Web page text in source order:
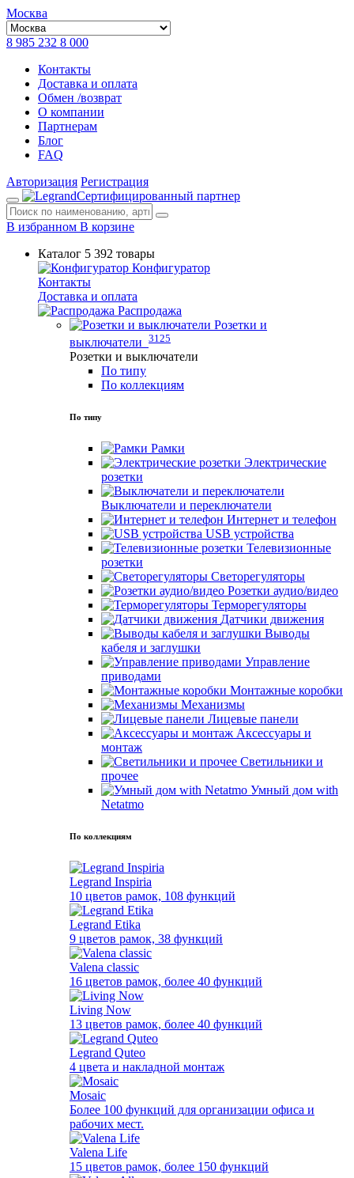
Москва
8 985 232 8 000
Контакты
Доставка и оплата
Обмен /возврат
О компании
Партнерам
Блог
FAQ
Авторизация Регистрация
Сертифицированный партнер
В избранном В корзине
Каталог 5 392 товары
Конфигуратор
Контакты
Доставка и оплата
Распродажа
Розетки и
выключатели 3125
Розетки и выключатели
По типу
По коллекциям
По типу
Рамки
Электрические
розетки
Выключатели и переключатели
Интернет и телефон
USB устройства
Телевизионные
розетки
Светорегуляторы
Розетки аудио/видео
Терморегуляторы
Датчики движения
Выводы
кабеля и заглушки
Управление
приводами
Монтажные коробки
Механизмы
Лицевые панели
Аксессуары и
монтаж
Светильники и
прочее
Умный дом with
Netatmo
По коллекциям
Legrand Inspiria
10 цветов рамок, 108 функций
Legrand Etika
9 цветов рамок, 38 функций
Valena classic
16 цветов рамок, более 40 функций
Living Now
13 цветов рамок, более 40 функций
Legrand Quteo
4 цвета и накладной монтаж
Mosaic
Более 100 функций для организации офиса и
рабочих мест.
Valena Life
15 цветов рамок, более 150 функций